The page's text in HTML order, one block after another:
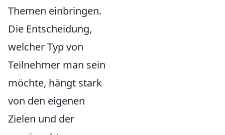
Themen einbringen.
Die Entscheidung,
welcher Typ von
Teilnehmer man sein
möchte, hängt stark
von den eigenen
Zielen und der